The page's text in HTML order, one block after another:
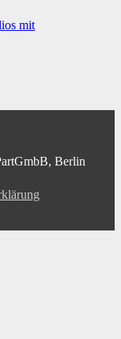
mit
Berlin